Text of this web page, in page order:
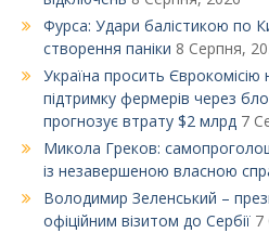
Фурса: Удари балістикою по
створення паніки 8 Серпня,
Україна просить
підтримку фермерів через
прогнозує втрату $2 млрд 7
Микола Греков:
із незавершеною власною
Володимир Зеленський –
офіційним візитом до Сербії 7